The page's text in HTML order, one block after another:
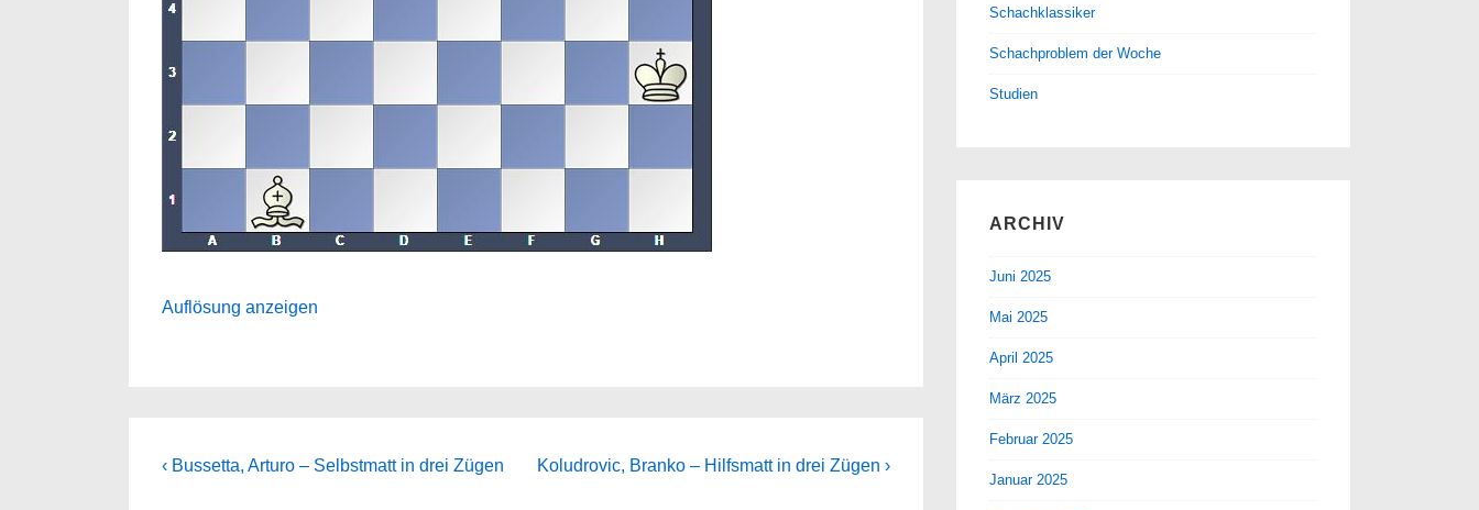
Auflösung anzeigen
Beitragsnavigation
Previous
‹ Bussetta, Arturo – Selbstmatt in drei Zügen
Next
Koludrovic, Branko – Hilfsmatt in drei Zügen ›
Schachklassiker
Schachproblem der Woche
Studien
ARCHIV
Juni 2025
Mai 2025
April 2025
März 2025
Februar 2025
Januar 2025